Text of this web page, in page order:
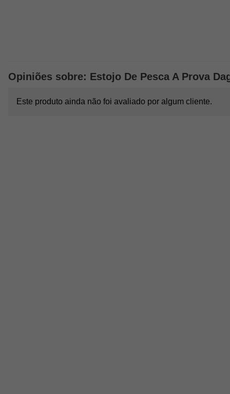
Opiniões sobre: Estojo De Pesca A Prova
Este produto ainda não foi avaliado por algum cliente.